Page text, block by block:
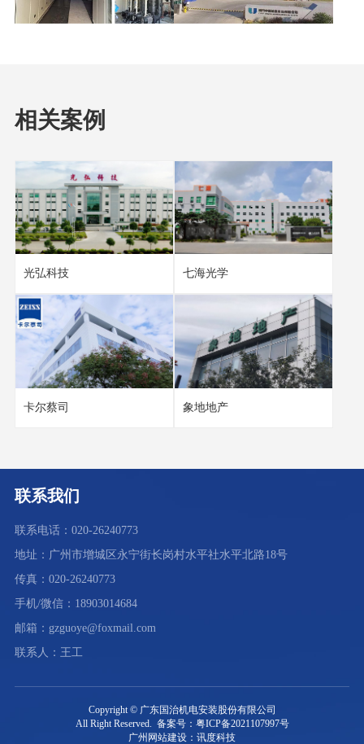
相关案例
光弘科技 七海光学
卡尔蔡司 象地地产
联系我们
联系电话：020-26240773
地址：广州市增城区永宁街长岗村水平社水平北路18号
传真：020-26240773
手机/微信：18903014684
邮箱：gzguoye@foxmail.com
联系人：王工
Copyright © 广东国治机电安装股份有限公司
All Right Reserved. 备案号：粤ICP备2021107997号
广州网站建设：讯度科技